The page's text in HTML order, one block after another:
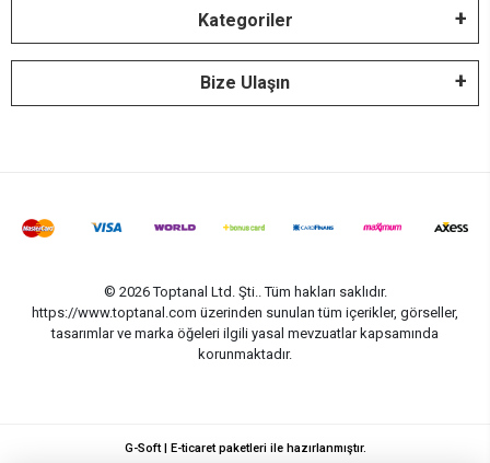
Kategoriler
Bize Ulaşın
© 2026 Toptanal Ltd. Şti.. Tüm hakları saklıdır.
https://www.toptanal.com üzerinden sunulan tüm içerikler, görseller,
tasarımlar ve marka öğeleri ilgili yasal mevzuatlar kapsamında
korunmaktadır.
G-Soft | E-ticaret paketleri ile hazırlanmıştır.